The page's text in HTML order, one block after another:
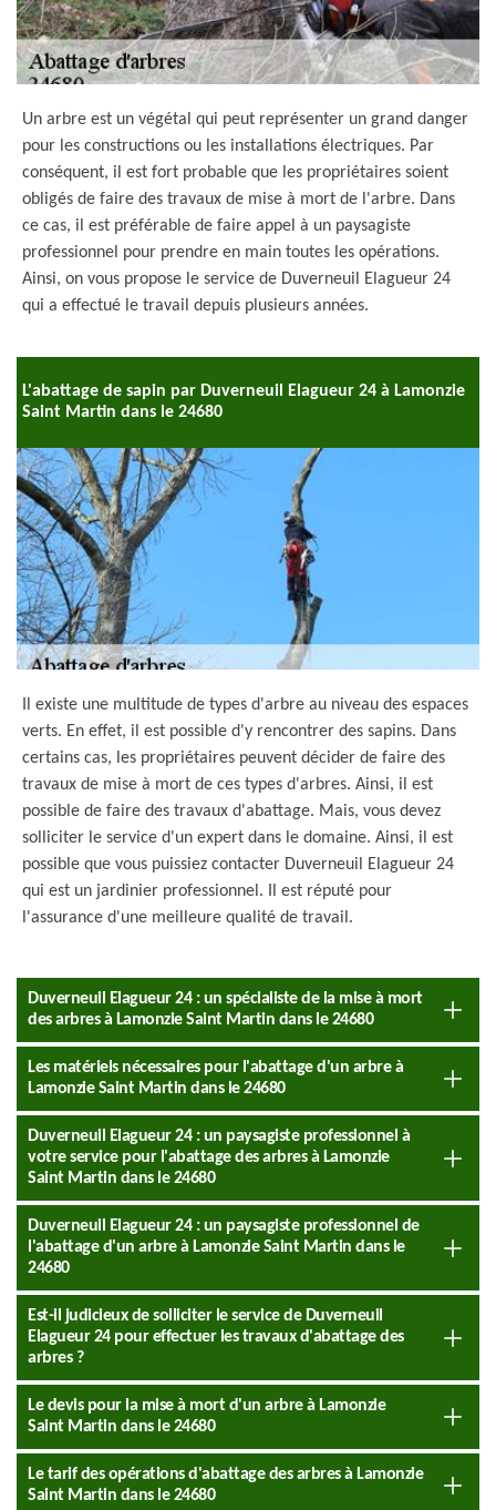
Un arbre est un végétal qui peut représenter un grand danger
pour les constructions ou les installations électriques. Par
conséquent, il est fort probable que les propriétaires soient
obligés de faire des travaux de mise à mort de l'arbre. Dans
ce cas, il est préférable de faire appel à un paysagiste
professionnel pour prendre en main toutes les opérations.
Ainsi, on vous propose le service de Duverneuil Elagueur 24
qui a effectué le travail depuis plusieurs années.
L'abattage de sapin par Duverneuil Elagueur 24 à Lamonzie
Saint Martin dans le 24680
Il existe une multitude de types d'arbre au niveau des espaces
verts. En effet, il est possible d'y rencontrer des sapins. Dans
certains cas, les propriétaires peuvent décider de faire des
travaux de mise à mort de ces types d'arbres. Ainsi, il est
possible de faire des travaux d'abattage. Mais, vous devez
solliciter le service d'un expert dans le domaine. Ainsi, il est
possible que vous puissiez contacter Duverneuil Elagueur 24
qui est un jardinier professionnel. Il est réputé pour
l'assurance d'une meilleure qualité de travail.
Duverneuil Elagueur 24 : un spécialiste de la mise à mort
des arbres à Lamonzie Saint Martin dans le 24680
Les matériels nécessaires pour l'abattage d'un arbre à
Lamonzie Saint Martin dans le 24680
Duverneuil Elagueur 24 : un paysagiste professionnel à
votre service pour l'abattage des arbres à Lamonzie
Saint Martin dans le 24680
Duverneuil Elagueur 24 : un paysagiste professionnel de
l'abattage d'un arbre à Lamonzie Saint Martin dans le
24680
Est-il judicieux de solliciter le service de Duverneuil
Elagueur 24 pour effectuer les travaux d'abattage des
arbres ?
Le devis pour la mise à mort d'un arbre à Lamonzie
Saint Martin dans le 24680
Le tarif des opérations d'abattage des arbres à Lamonzie
Saint Martin dans le 24680